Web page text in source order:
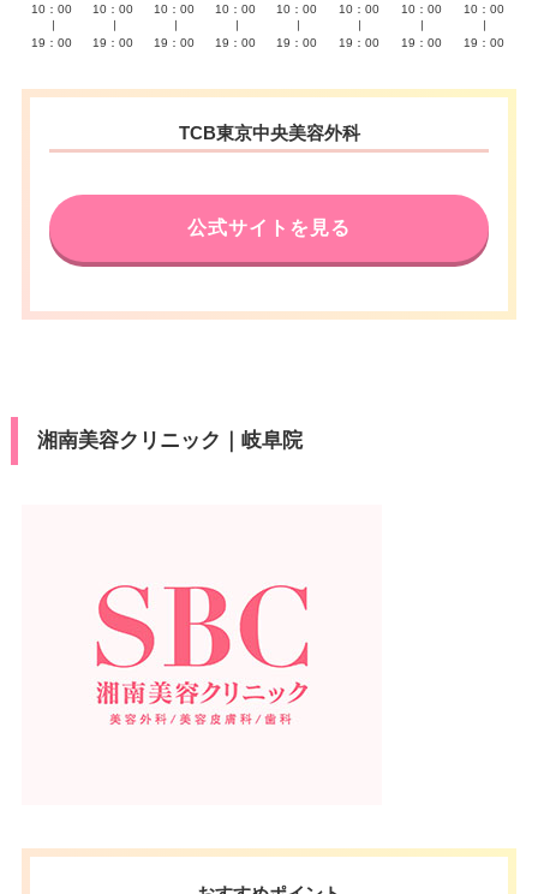
10：00
19：00
10：00
19：00
10：00
19：00
10：00
19：00
10：00
19：00
10：00
19：00
10：00
19：00
10：00
19：00
TCB東京中央美容外科
公式サイトを見る
湘南美容クリニック｜岐阜院